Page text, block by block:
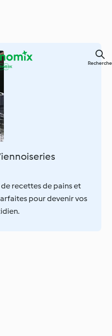
Recherche
recettes de pains et
pour devenir vos